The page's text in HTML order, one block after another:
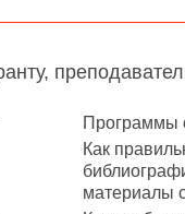
Программы
Как
материалы